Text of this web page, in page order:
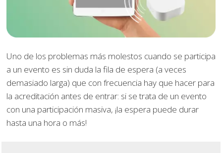
Uno de los problemas más molestos cuando se participa
a un evento es sin duda la fila de espera (a veces
demasiado larga) que con frecuencia hay que hacer para
la acreditación antes de entrar: si se trata de un evento
con una participación masiva, ¡la espera puede durar
hasta una hora o más!